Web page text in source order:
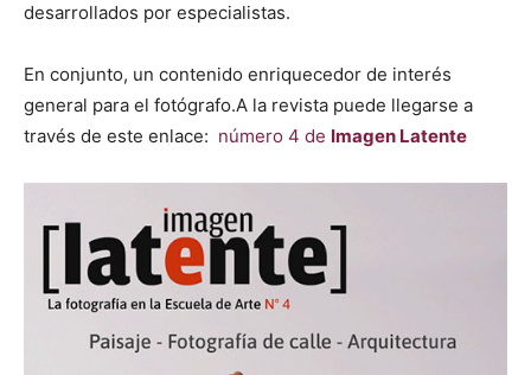
desarrollados por especialistas.
En conjunto, un contenido enriquecedor de interés
general para el fotógrafo.A la revista puede llegarse a
través de este enlace: número 4 de Imagen Latente